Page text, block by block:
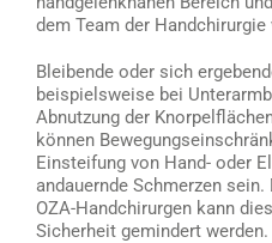
dem Team der
Bleibende oder sich
beispielsweise bei
Abnutzung der
können
Einsteifung von Hand- oder
andauernde Schmerzen
OZA-Handchirurgen kann
Sicherheit gemindert werden.